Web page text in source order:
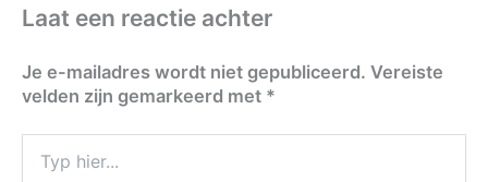
Laat een reactie achter
Je e-mailadres wordt niet gepubliceerd. Vereiste
velden zijn gemarkeerd met *
hier...